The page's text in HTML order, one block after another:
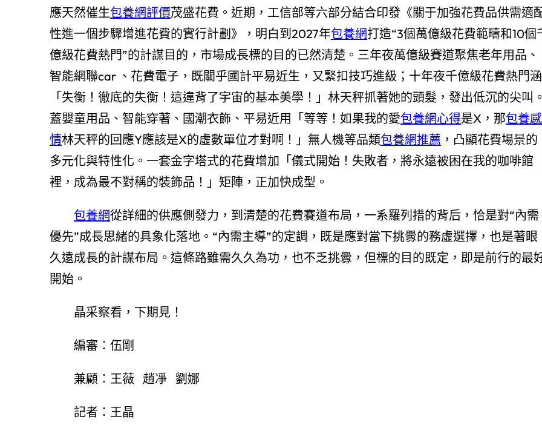
應天然催生包養網評價茂盛花費。近期，工信部等六部分結合印發《關于加強花費品供需適
性進一個步驟增進花費的實行計劃》，明白到2027年包養網打造“3個萬億級花費範疇和10個
億級花費熱門”的計謀目的，市場成長標的目的已然清楚。三年夜萬億級賽道聚焦老年用品、
智能網聯car 、花費電子，既關乎國計平易近生，又緊扣技巧進級；十年夜千億級花費熱門涵
「失衡！徹底的失衡！這違背了宇宙的基本美學！」林天秤抓著她的頭髮，發出低沉的尖叫。
蓋嬰童用品、智能穿著、國潮衣飾、平易近用「等等！如果我的愛包養網心得是X，那包養感
情林天秤的回應Y應該是X的虛數單位才對啊！」無人機等品類包養網推薦 ，凸顯花費場景的
多元化與特性化。一套金字塔式的花費增加「儀式開始！失敗者，將永遠被困在我的咖啡館
裡，成為最不對稱的裝飾品！」矩陣，正加快成型。
包養網從詳細的供應側發力，到清楚的花費賽道布局，一系羅列措的背后，恰是對“內需
優先”成長思緒的具象化落地。“內需主導”的定調，既是應對當下挑釁的務虛選擇，也是著眼
久遠成長的計謀布局。這條路雖需久久為功，也不乏挑釁，但標的目的既定，即是前行的最
開始。
晶采察看，下期見！
編審：伍剛
兼顧：王薇 趙凈 劉娜
記者：王晶